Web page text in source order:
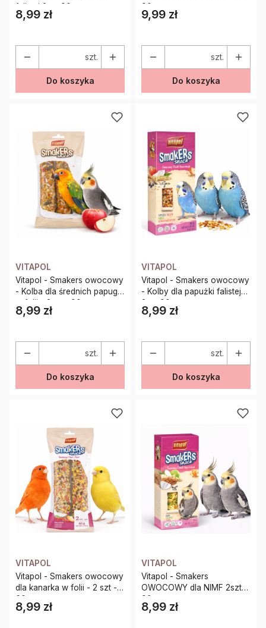
falistej 2szt 90g
Cena
8,99 zł
szt.
Do koszyka
90g
Cena
9,99 zł
szt.
Do koszyka
VITAPOL
Vitapol - Smakers owocowy
- Kolba dla średnich papug
w folii - 2 szt -90g
Cena
8,99 zł
szt.
Do koszyka
VITAPOL
Vitapol - Smakers owocowy
- Kolby dla papużki falistej
2szt 90g
Cena
8,99 zł
szt.
Do koszyka
VITAPOL
Vitapol - Smakers owocowy
dla kanarka w folii - 2 szt -
60g
Cena
8,99 zł
VITAPOL
Vitapol - Smakers
OWOCOWY dla NIMF 2szt
90g
Cena
8,99 zł